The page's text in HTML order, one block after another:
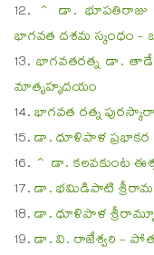
^ డా. భూపతిరాజు
భాగవత దశమ స్కంధం -
భాగవతరత్న డా.
మాతృహృదయం
భాగవత రత్న
డా. ధూళిపాళ ప్రభాకర
^ డా. కలవకుంట
డా. భమిడిపాటి శ్రీరామ
డా. ధూళిపాళ
డా. వి. రాజేశ్వరి -